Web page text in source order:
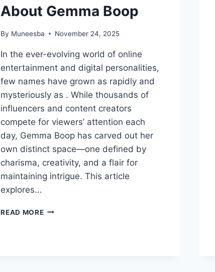
About Gemma Boop
By Muneesba November 24, 2025
In the ever-evolving world of online
entertainment and digital personalities,
few names have grown as rapidly and
mysteriously as . While thousands of
influencers and content creators
compete for viewers’ attention each
day, Gemma Boop has carved out her
own distinct space—one defined by
charisma, creativity, and a flair for
maintaining intrigue. This article
explores…
READ MORETHE